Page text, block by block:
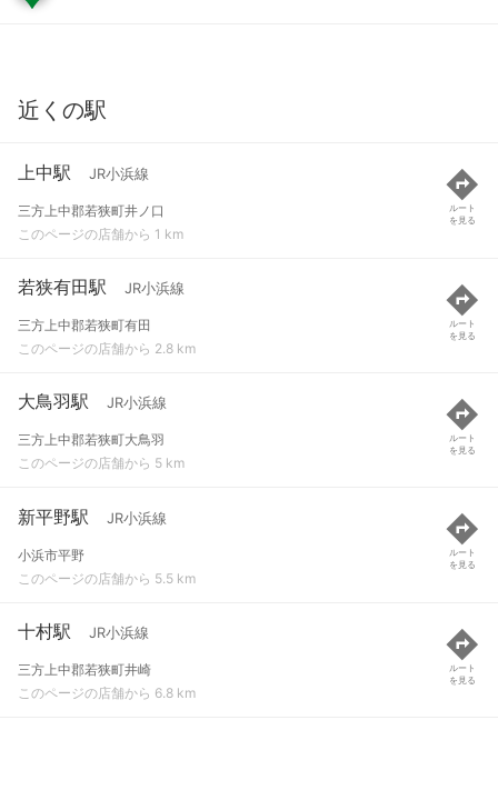
近くの駅
上中駅 JR小浜線
三方上中郡若狭町井ノ口
このページの店舗から 1 km
ルート
を見る
若狭有田駅 JR小浜線
三方上中郡若狭町有田
このページの店舗から 2.8 km
ルート
を見る
大鳥羽駅 JR小浜線
三方上中郡若狭町大鳥羽
このページの店舗から 5 km
ルート
を見る
新平野駅 JR小浜線
小浜市平野
このページの店舗から 5.5 km
ルート
を見る
十村駅 JR小浜線
三方上中郡若狭町井崎
このページの店舗から 6.8 km
ルート
を見る